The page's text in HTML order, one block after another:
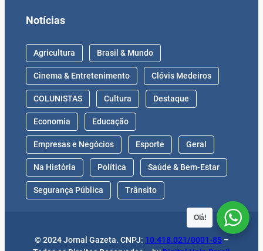
Notícias
Agricultura Brasil & Mundo
Cinema & Entretenimento Clóvis Medeiros
COLUNISTAS Cultura Destaque
Economia Educação
Empresas e Negócios Esporte Geral
Na História Política Saúde & Bem-Estar
Segurança Pública Trânsito
© 2024 Jornal Gazeta. CNPJ: 10.418.021/0001-85–
Olá!